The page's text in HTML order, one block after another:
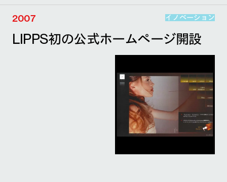
2007 イノベーション
LIPPS初の公式ホームページ開設